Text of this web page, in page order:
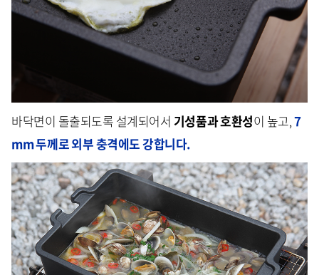
바닥면이 돌출되도록 설계되어서 기성품과 호환성이 높고,7
mm 두께로 외부 충격에도 강합니다.